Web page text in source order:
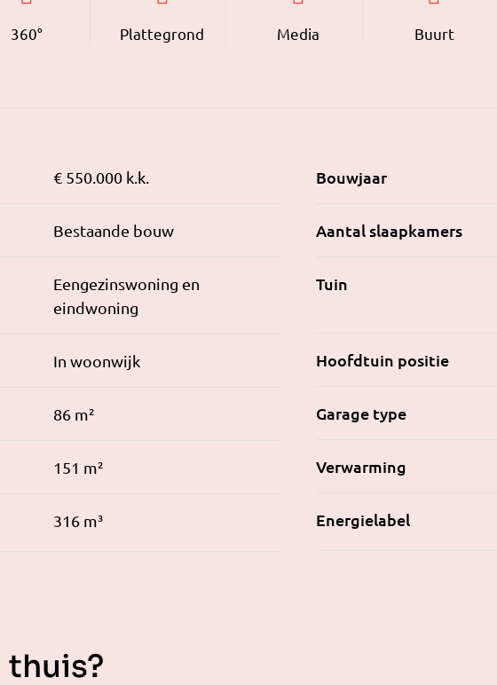
360° Plattegrond Media Buurt
€ 550.000 k.k.
Bestaande bouw
Eengezinswoning en
eindwoning
In woonwijk
86 m²
151 m²
316 m³
Bouwjaar
Aantal slaapkamers
Tuin
Hoofdtuin positie
Garage type
Verwarming
Energielabel
thuis?